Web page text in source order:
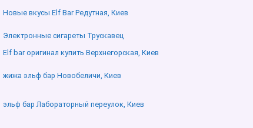
Новые вкусы Elf Bar Редутная, Киев
Электронные сигареты Трускавец
Elf bar оригинал купить Верхнегорская, Киев
жижа эльф бар Новобеличи, Киев
эльф бар Лабораторный переулок, Киев